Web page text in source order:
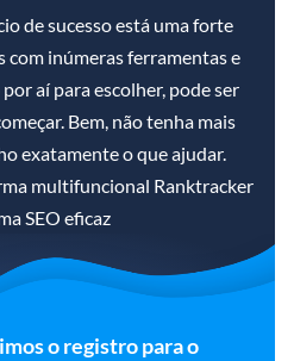
de sucesso está uma forte
com inúmeras ferramentas e
aí para escolher, pode ser
Bem, não tenha mais
exatamente o que ajudar.
multifuncional Ranktracker
SEO eficaz
o registro para o